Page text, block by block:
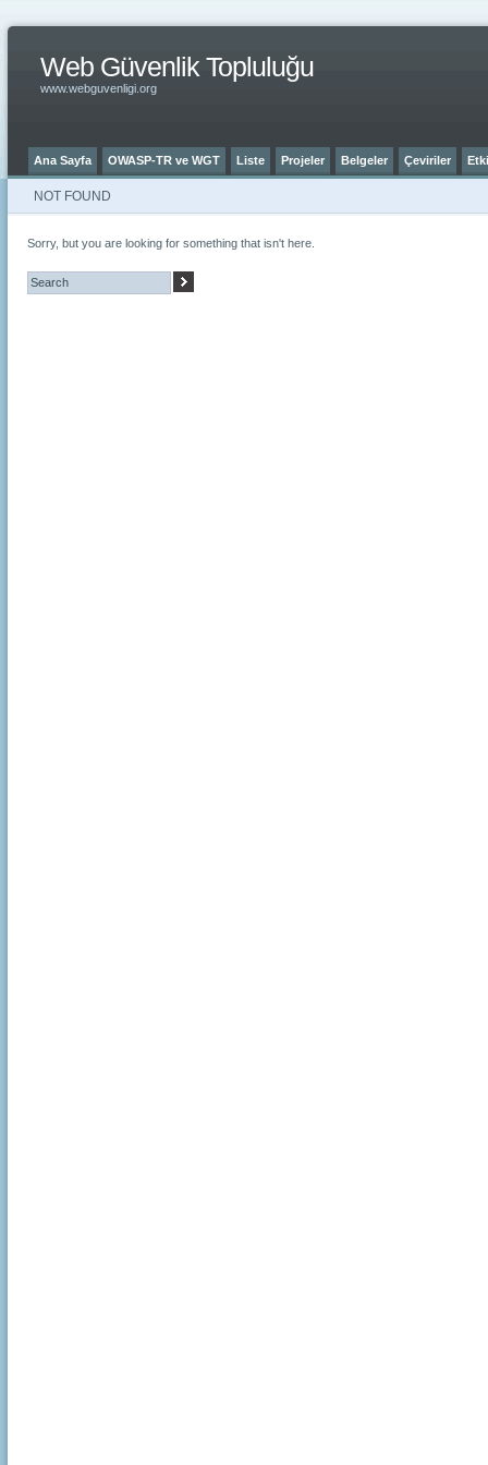
Web Güvenlik Topluluğu
www.webguvenligi.org
Ana Sayfa OWASP-TR ve WGT Liste Projeler Belgeler Çeviriler
NOT FOUND
Sorry, but you are looking for something that isn't here.